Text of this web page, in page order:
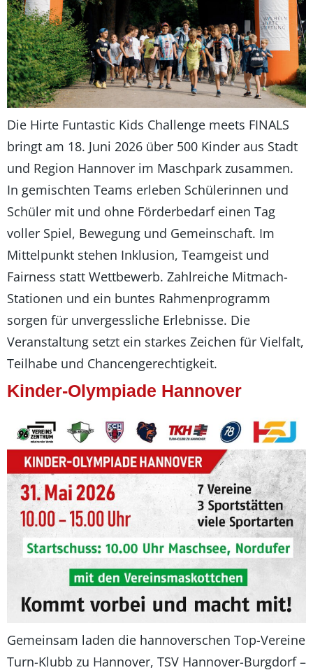
Die Hirte Funtastic Kids Challenge meets FINALS
bringt am 18. Juni 2026 über 500 Kinder aus Stadt
und Region Hannover im Maschpark zusammen.
In gemischten Teams erleben Schülerinnen und
Schüler mit und ohne Förderbedarf einen Tag
voller Spiel, Bewegung und Gemeinschaft. Im
Mittelpunkt stehen Inklusion, Teamgeist und
Fairness statt Wettbewerb. Zahlreiche Mitmach-
Stationen und ein buntes Rahmenprogramm
sorgen für unvergessliche Erlebnisse. Die
Veranstaltung setzt ein starkes Zeichen für Vielfalt,
Teilhabe und Chancengerechtigkeit.
Kinder-Olympiade Hannover
Gemeinsam laden die hannoverschen Top-Vereine
Turn-Klubb zu Hannover, TSV Hannover-Burgdorf –